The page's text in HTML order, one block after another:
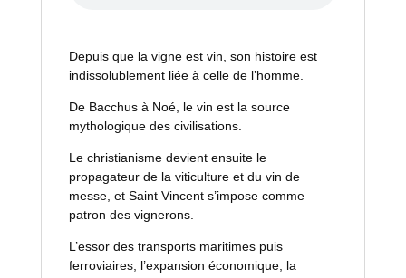
Depuis que la vigne est vin, son histoire est
indissolublement liée à celle de l’homme.
De Bacchus à Noé, le vin est la source
mythologique des civilisations.
Le christianisme devient ensuite le
propagateur de la viticulture et du vin de
messe, et Saint Vincent s’impose comme
patron des vignerons.
L’essor des transports maritimes puis
ferroviaires, l’expansion économique, la